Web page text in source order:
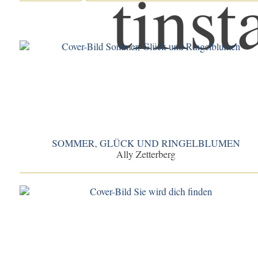
SOMMER, GLÜCK UND RINGELBLUMEN
Ally Zetterberg